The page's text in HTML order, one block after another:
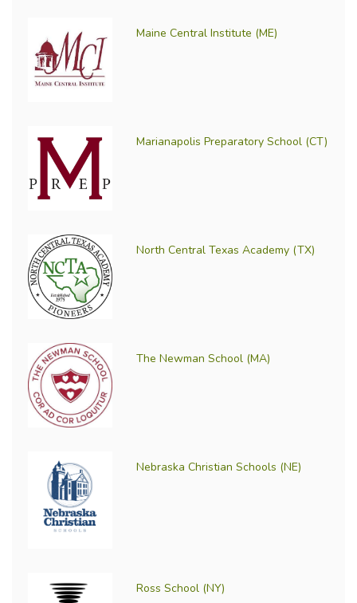
Maine Central Institute (ME)
Marianapolis Preparatory School (CT)
North Central Texas Academy (TX)
The Newman School (MA)
Nebraska Christian Schools (NE)
Ross School (NY)